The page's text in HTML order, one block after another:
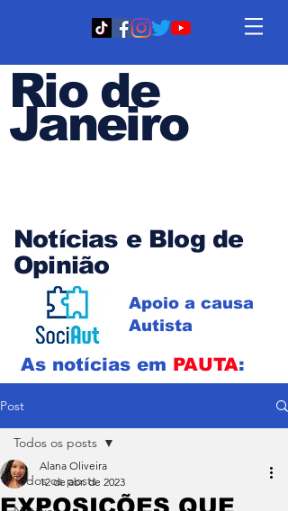
Rio de
Janeiro
Notícias e Blog de
Opinião
Apoio a causa
Autista
As notícias em PAUTA:
Post
Todos os posts
Todos os posts
Alana Oliveira
12 de abr. de 2023